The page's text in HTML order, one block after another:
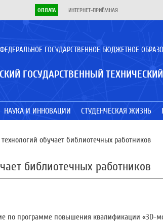
ОПЛАТА ИНТЕРНЕТ-ПРИЁМНАЯ
ФЕДЕРАЛЬНОЕ ГОСУДАРСТВЕННОЕ БЮДЖЕТНОЕ
ГОСУДАРСТВЕННЫЙ
НАУКА И ИННОВАЦИИ СТУДЕНЧЕСКАЯ ЖИЗНЬ
обучает библиотечных работников
библиотечных работников
по программе повышения квалификации «3D-